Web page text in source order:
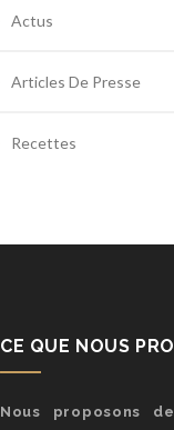
Actus
Articles De Presse
Recettes
CE QUE NOUS
Nous proposons